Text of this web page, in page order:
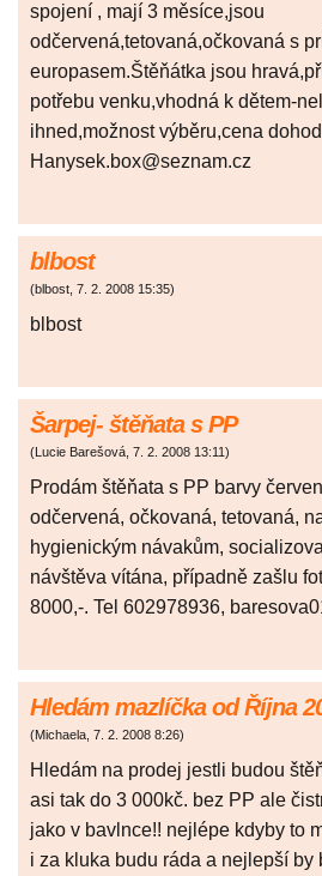
spojení , mají 3 měsíce,jsou
odčervená,tetovaná,očkovaná s
europasem.Štěňátka jsou
potřebu venku,vhodná k dětem-
ihned,možnost výběru,cena
Hanysek.box@seznam.cz
blbost
(blbost, 7. 2. 2008 15:35)
blbost
Šarpej- štěňata s PP
(Lucie Barešová, 7. 2. 2008 13:11)
Prodám štěňata s PP barvy
odčervená, očkovaná, tetovaná,
hygienickým návakům,
návštěva vítána, případně zašlu
8000,-. Tel 602978936,
Hledám mazlíčka od Října
(Michaela, 7. 2. 2008 8:26)
Hledám na prodej jestli budou
asi tak do 3 000kč. bez PP ale
jako v bavlnce!! nejlépe kdyby to
i za kluka budu ráda a nejlepší by